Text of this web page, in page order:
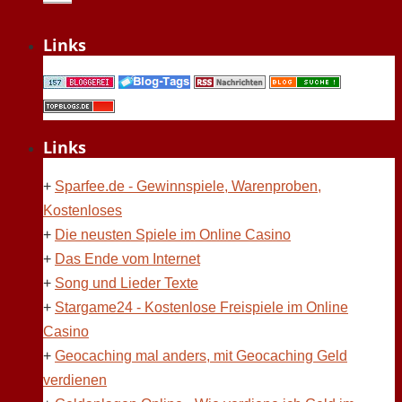
Links
Links
+ Sparfee.de - Gewinnspiele, Warenproben,
Kostenloses
+ Die neusten Spiele im Online Casino
+ Das Ende vom Internet
+ Song und Lieder Texte
+ Stargame24 - Kostenlose Freispiele im Online
Casino
+ Geocaching mal anders, mit Geocaching Geld
verdienen